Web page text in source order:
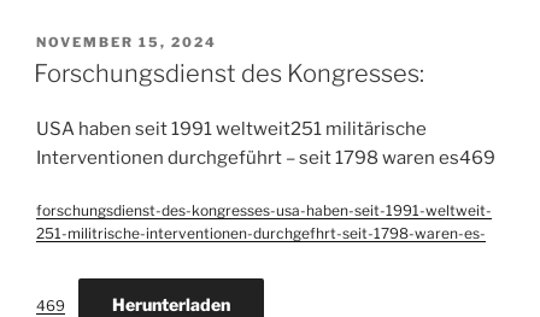
VERÖFFENTLICHT
AM
NOVEMBER 15, 2024
Forschungsdienst des Kongresses:
USA haben seit 1991 weltweit251 militärische
Interventionen durchgeführt – seit 1798 waren es469
forschungsdienst-des-kongresses-usa-haben-seit-1991-weltweit-
251-militrische-interventionen-durchgefhrt-seit-1798-waren-es-
469 Herunterladen